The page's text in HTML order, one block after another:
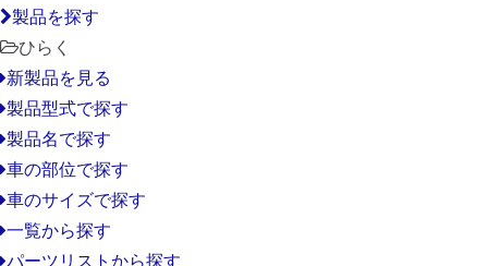
製品を探す
ひらく
新製品を見る
製品型式で探す
製品名で探す
車の部位で探す
車のサイズで探す
一覧から探す
パーツリストから探す